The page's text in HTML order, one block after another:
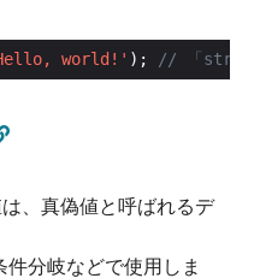
world!' );
、真偽値と呼ばれるデ
分岐などで使用しま